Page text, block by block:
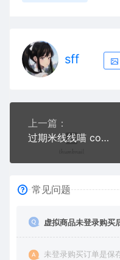
sff
上一篇：
过期米线线喵 cos户外纱裙写真套图
常见问题
虚拟商品未登录购买
未登录购买订单是保